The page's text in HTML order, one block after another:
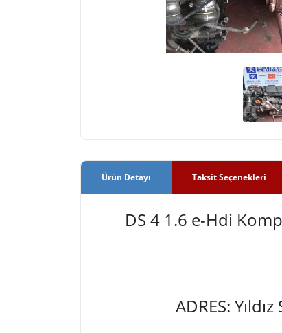
Ürün Detayı Taksit Seçenekleri
DS 4 1.6 e-Hdi
ADRES: